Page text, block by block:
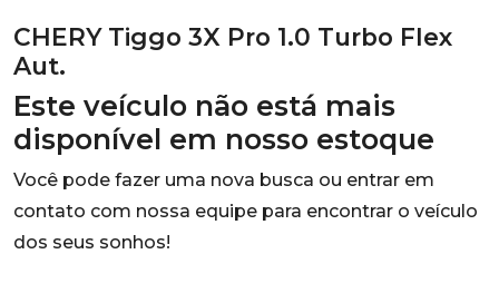
CHERY Tiggo 3X Pro 1.0 Turbo Flex
Aut.
Este veículo não está mais
disponível em nosso estoque
Você pode fazer uma nova busca ou entrar em
contato com nossa equipe para encontrar o veículo
dos seus sonhos!